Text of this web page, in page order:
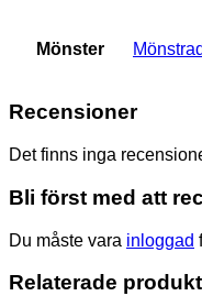
Mönster Mönstrad
Recensioner
Det finns inga
Bli först med att
Du måste vara inloggad
Relaterade